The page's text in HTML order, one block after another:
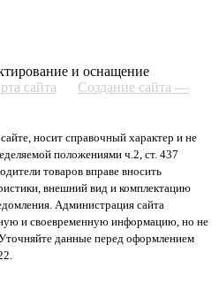
и оснащение
сайта
Создание сайта —
носит справочный характер и не
положениями ч.2, ст. 437
товаров вправе вносить
внешний вид и комплектацию
Администрация сайта
и своевременную информацию, но не
данные перед оформлением